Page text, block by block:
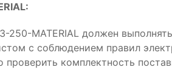
250-MATERIAL должен
с соблюдением правил
комплектность